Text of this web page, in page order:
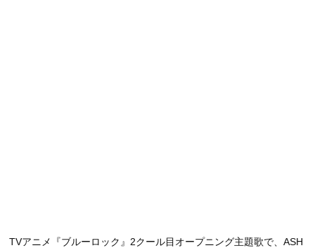
TVアニメ『ブルーロック』2クール目オープニング主題歌で、ASH